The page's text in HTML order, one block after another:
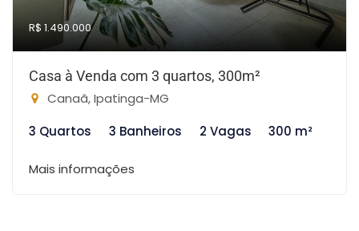
R$ 1.490.000
Casa à Venda com 3 quartos, 300m²
Canaã, Ipatinga-MG
3 Quartos
3 Banheiros 2 Vagas 300 m²
Mais informações